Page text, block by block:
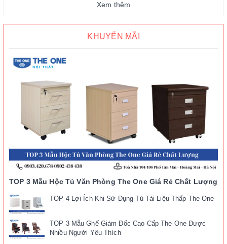
Xem thêm
KHUYẾN MÃI
TOP 3 Mẫu Hộc Tủ Văn Phòng The One Giá Rẻ Chất Lượng
TOP 4 Lợi Ích Khi Sử Dụng Tủ Tài Liệu Thấp The One
TOP 3 Mẫu Ghế Giám Đốc Cao Cấp The One Được
Nhiều Người Yêu Thích